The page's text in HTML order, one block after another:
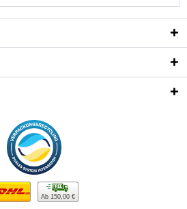
Ab 150,00 €